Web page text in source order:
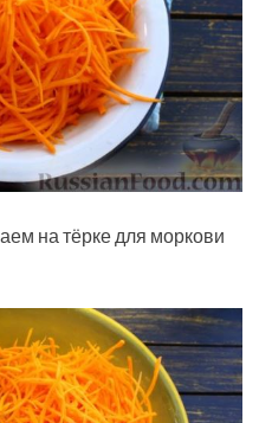
на тёрке для моркови